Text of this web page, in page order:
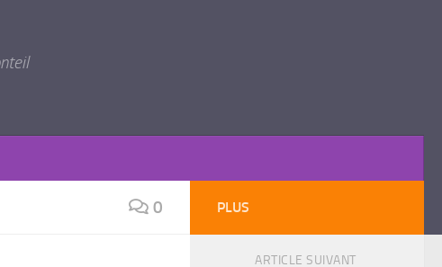
0 PLUS
ARTICLE SUIVANT